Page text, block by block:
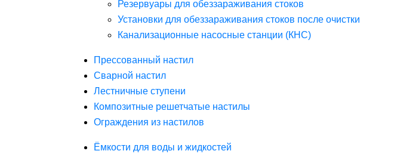
Резервуары для обеззараживания стоков
Установки для обеззараживания стоков после очистки
Канализационные насосные станции (КНС)
Прессованный настил
Сварной настил
Лестничные ступени
Композитные решетчатые настилы
Ограждения из настилов
Ёмкости для воды и жидкостей